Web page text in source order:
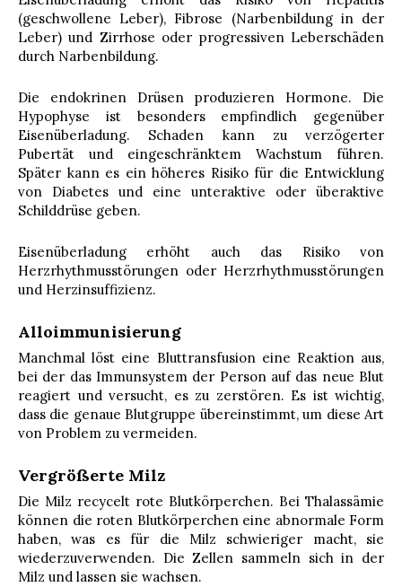
(geschwollene Leber), Fibrose (Narbenbildung in der
Leber) und Zirrhose oder progressiven Leberschäden
durch Narbenbildung.
Die endokrinen Drüsen produzieren Hormone. Die
Hypophyse ist besonders empfindlich gegenüber
Eisenüberladung. Schaden kann zu verzögerter
Pubertät und eingeschränktem Wachstum führen.
Später kann es ein höheres Risiko für die Entwicklung
von Diabetes und eine unteraktive oder überaktive
Schilddrüse geben.
Eisenüberladung erhöht auch das Risiko von
Herzrhythmusstörungen oder Herzrhythmusstörungen
und Herzinsuffizienz.
Alloimmunisierung
Manchmal löst eine Bluttransfusion eine Reaktion aus,
bei der das Immunsystem der Person auf das neue Blut
reagiert und versucht, es zu zerstören. Es ist wichtig,
dass die genaue Blutgruppe übereinstimmt, um diese Art
von Problem zu vermeiden.
Vergrößerte Milz
Die Milz recycelt rote Blutkörperchen. Bei Thalassämie
können die roten Blutkörperchen eine abnormale Form
haben, was es für die Milz schwieriger macht, sie
wiederzuverwenden. Die Zellen sammeln sich in der
Milz und lassen sie wachsen.